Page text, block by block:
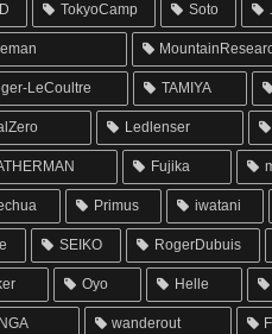
TokyoCamp Soto
LeCoultre TAMIYA
Ledlenser
Fujika
Primus iwatani
SEIKO RogerDubuis
Oyo Helle
wanderout